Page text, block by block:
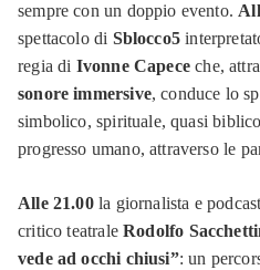
sempre con un doppio evento.
spettacolo di Sblocco5
regia di Ivonne Capeceche,
sonore immersive, conduce lo
simbolico, spirituale, quasi
progresso umano, attraverso le
Alle 21.00la giornalista e
critico teatraleRodolfo
vede ad occhi chiusi”: un